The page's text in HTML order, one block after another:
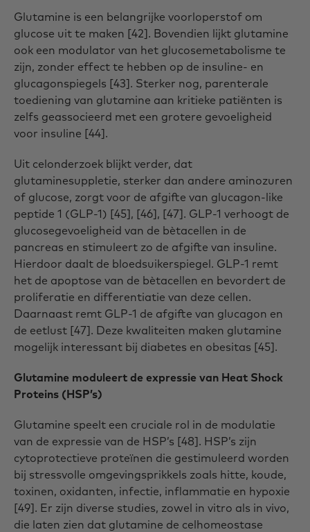
Glutamine is een belangrijke voorloperstof om
glucose uit te maken [42]. Bovendien lijkt glutamine
ook een modulator van het glucosemetabolisme te
zijn, zonder effect te hebben op de insuline- en
glucagonspiegels [43]. Sterker nog, parenterale
toediening van glutamine aan kritieke patiënten is
zelfs geassocieerd met een grotere gevoeligheid
voor insuline [44].
Uit celonderzoek blijkt verder, dat
glutaminesuppletie, sterker dan andere aminozuren
of glucose, zorgt voor de afgifte van glucagon-like
peptide 1 (GLP-1) [45], [46], [47]. GLP-1 verhoogt de
glucosegevoeligheid van de bètacellen in de
pancreas en stimuleert zo de afgifte van insuline.
Hierdoor daalt de bloedsuikerspiegel. GLP-1 remt
het de apoptose van de bètacellen en bevordert de
proliferatie en differentiatie van deze cellen.
Daarnaast remt GLP-1 de afgifte van glucagon en
de eetlust [47]. Deze kwaliteiten maken glutamine
mogelijk interessant bij diabetes en obesitas [45].
Glutamine moduleert de expressie van Heat Shock
Proteins (HSP’s)
Glutamine speelt een cruciale rol in de modulatie
van de expressie van de HSP’s [48]. HSP’s zijn
cytoprotectieve proteïnen die gestimuleerd worden
bij stressvolle omgevingsprikkels zoals hitte, koude,
toxinen, oxidanten, infectie, inflammatie en hypoxie
[49]. Er zijn diverse studies, zowel in vitro als in vivo,
die laten zien dat glutamine de celhomeostase